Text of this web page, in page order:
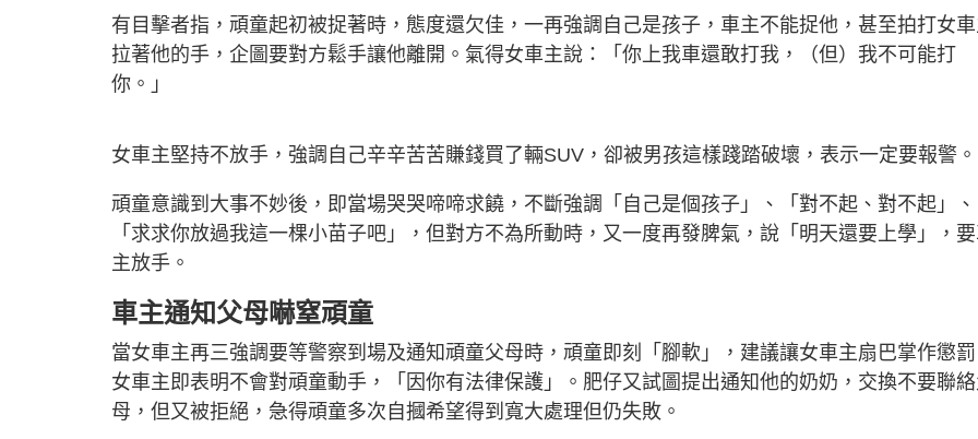
有目擊者指，頑童起初被捉著時，態度還欠佳，一再強調自己是孩子，車主不能捉他，甚至拍打女
拉著他的手，企圖要對方鬆手讓他離開。氣得女車主說：「你上我車還敢打我，（但）我不可能打
你。」
女車主堅持不放手，強調自己辛辛苦苦賺錢買了輛SUV，卻被男孩這樣踐踏破壞，表示一定要報警。
頑童意識到大事不妙後，即當場哭哭啼啼求饒，不斷強調「自己是個孩子」、「對不起、對不起」、
「求求你放過我這一棵小苗子吧」，但對方不為所動時，又一度再發脾氣，說「明天還要上學」，
主放手。
車主通知父母嚇窒頑童
當女車主再三強調要等警察到場及通知頑童父母時，頑童即刻「腳軟」，建議讓女車主扇巴掌作懲
女車主即表明不會對頑童動手，「因你有法律保護」。肥仔又試圖提出通知他的奶奶，交換不要聯
母，但又被拒絕，急得頑童多次自摑希望得到寬大處理但仍失敗。